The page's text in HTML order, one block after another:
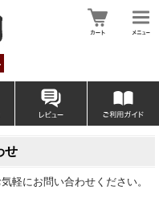
せ
軽にお問い合わせください。